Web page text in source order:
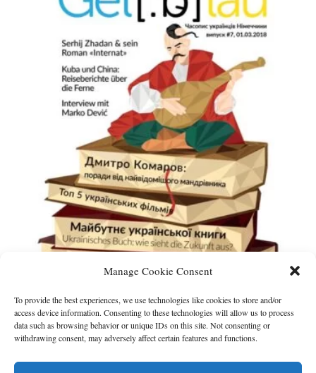
Manage Cookie Consent
To provide the best experiences, we use technologies like cookies to store and/or
access device information. Consenting to these technologies will allow us to process
data such as browsing behavior or unique IDs on this site. Not consenting or
withdrawing consent, may adversely affect certain features and functions.
Gel[:b]lau #7
Введіть ціну, за яку ви придбаєте журнал (€)